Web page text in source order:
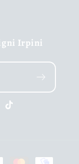
Irpini
TikTok